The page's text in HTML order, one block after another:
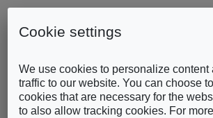
Skip to content
FacebookInstagramYouTube
Cookie settings
We use cookies to personalize content
traffic to our website. You can choose
cookies that are necessary for the
to also allow tracking cookies. For